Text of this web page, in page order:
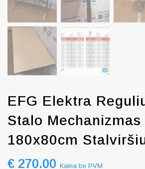
EFG Elektra
Stalo Mechanizmas
180x80cm
€ 270.00 Kaina be PVM